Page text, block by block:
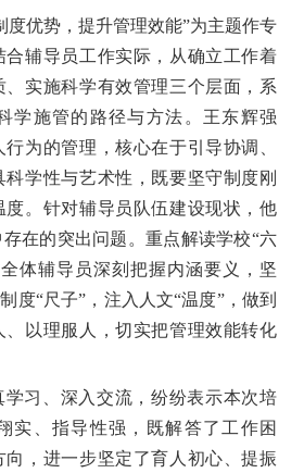
度优势，提升管理效能”为主题作专
合辅导员工作实际，从确立工作着
、实施科学有效管理三个层面，系
学施管的路径与方法。王东辉强
为的管理，核心在于引导协调、
学性与艺术性，既要坚守制度刚
度。针对辅导员队伍建设现状，他
在的突出问题。重点解读学校“六
体辅导员深刻把握内涵要义，坚
度“尺子”，注入人文“温度”，做到
、以理服人，切实把管理效能转化
学习、深入交流，纷纷表示本次培
实、指导性强，既解答了工作困
，进一步坚定了育人初心、提振